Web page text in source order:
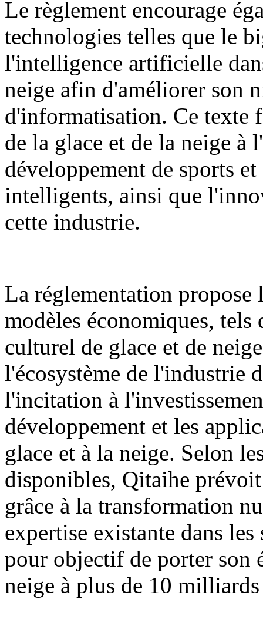
Le règlement encourage
technologies telles que le
l'intelligence artificielle
neige afin d'améliorer son
d'informatisation. Ce texte
de la glace et de la neige à
développement de sports
intelligents, ainsi que
cette industrie.
La réglementation propose
modèles économiques,
culturel de glace et de
l'écosystème de l'industrie
l'incitation à
développement et les
glace et à la neige. Selon
disponibles, Qitaihe
grâce à la transformation
expertise existante dans
pour objectif de porter son
neige à plus de 10